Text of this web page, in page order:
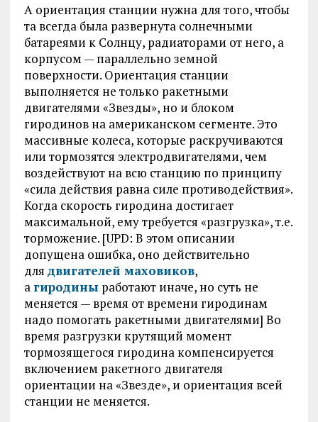
А ориентация станции нужна для того, чтобы
та всегда была развернута солнечными
батареями к Солнцу, радиаторами от него, а
корпусом — параллельно земной
поверхности. Ориентация станции
выполняется не только ракетными
двигателями «Звезды», но и блоком
гиродинов на американском сегменте. Это
массивные колеса, которые раскручиваются
или тормозятся электродвигателями, чем
воздействуют на всю станцию по принципу
«сила действия равна силе противодействия».
Когда скорость гиродина достигает
максимальной, ему требуется «разгрузка», т.е.
торможение. [UPD: В этом описании
допущена ошибка, оно действительно
для двигателей маховиков,
а гиродины работают иначе, но суть не
меняется — время от времени гиродинам
надо помогать ракетными двигателями] Во
время разгрузки крутящий момент
тормозящегося гиродина компенсируется
включением ракетного двигателя
ориентации на «Звезде», и ориентация всей
станции не меняется.